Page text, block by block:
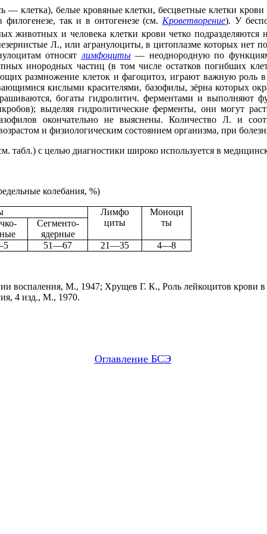
— клетка), белые кровяные клетки, бесцветные клетки
так и в онтогенезе (см. Кроветворение). У
животных и человека клетки крови четко
Л., или агранулоциты, в цитоплазме которых нет
относят лимфоциты — неоднородную по
инородных частиц (в том числе остатков погибших
размножение клеток и фагоцитоз, играют важную роль
кислыми красителями, базофилы, зёрна которых
богаты гидролитич. ферментами и выполняют
выделяя гидролитические ферменты, они могут
окончательно не выяснены. Количество Л. и
и физиологическим состоянием организма, при
табл.) с целью диагностики широко используется в
колебания, %)
Лимфо
циты
Моноци
ты
Сегменто-
ядерные
51—67 21—35 4—8
воспаления, М., 1947; Хрущев Г. К., Роль лейкоцитов крови
4 изд., М., 1970.
Оглавление БСЭ